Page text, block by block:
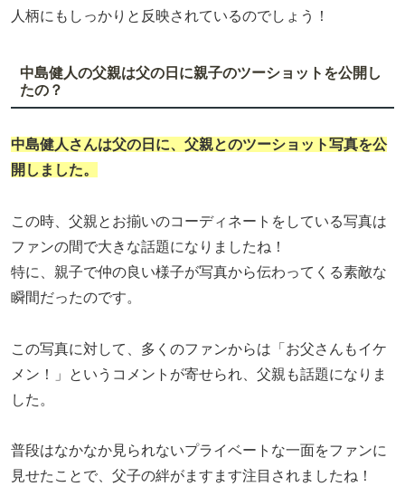
人柄にもしっかりと反映されているのでしょう！
中島健人の父親は父の日に親子のツーショットを公開し
たの？
中島健人 さんは父の日に、父親とのツーショット写真を公
開しました。
この時、父親とお揃いのコーディネートをしている写真は
ファンの間で大きな話題になりましたね！
特に、親子で仲の良い様子が写真から伝わってくる素敵な
瞬間だったのです。
この写真に対して、多くのファンからは「お父さんもイケ
メン！」というコメントが寄せられ、父親も話題になりま
した。
普段はなかなか見られないプライベートな一面をファンに
見せたことで、父子の絆がますます注目されましたね！